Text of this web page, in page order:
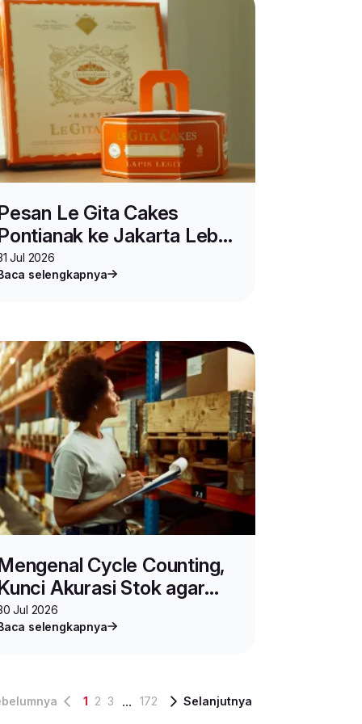
Le Gita Cakes
ke Jakarta Lebih
di Kulioner Lion
Jul 2026
selengkapnya
Cycle Counting,
Akurasi Stok agar
Berjalan Strategis
Jul 2026
selengkapnya
1 2 3 ... 172 Selanjutnya